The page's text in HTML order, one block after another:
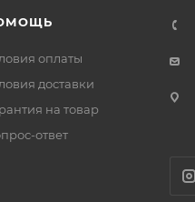
оплаты
доставки
на товар
ответ